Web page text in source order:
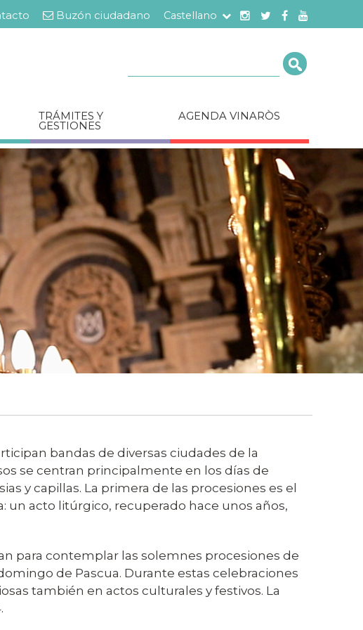
Buzón ciudadano Castellano
TRÁMITES Y
GESTIONES
AGENDA VINARÒS
bandas de diversas ciudades de la
se centran principalmente en los días de
y capillas. La primera de las procesiones es el
un acto litúrgico, recuperado hace unos años,
para contemplar las solemnes procesiones de
de Pascua. Durante estas celebraciones
también en actos culturales y festivos. La